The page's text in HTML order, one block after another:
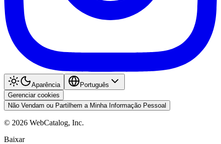
Aparência
Português
Gerenciar cookies
Não Vendam ou Partilhem a Minha Informação Pessoal
© 2026 WebCatalog, Inc.
Baixar